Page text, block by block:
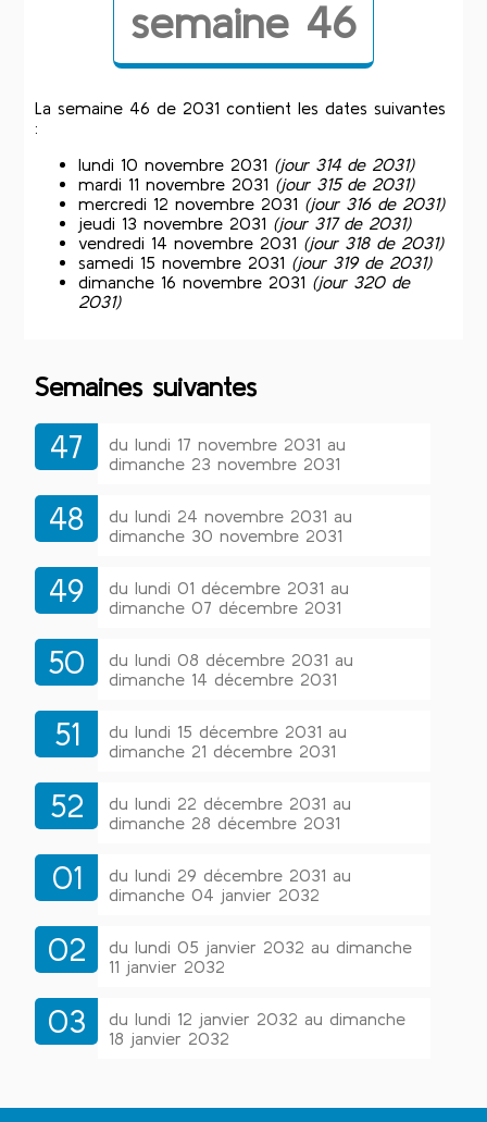
semaine 46
La semaine 46 de 2031 contient les dates suivantes
:
lundi 10 novembre 2031 (jour 314 de 2031)
mardi 11 novembre 2031 (jour 315 de 2031)
mercredi 12 novembre 2031 (jour 316 de 2031)
jeudi 13 novembre 2031 (jour 317 de 2031)
vendredi 14 novembre 2031 (jour 318 de 2031)
samedi 15 novembre 2031 (jour 319 de 2031)
dimanche 16 novembre 2031 (jour 320 de
2031)
Semaines suivantes
47
du lundi 17 novembre 2031 au
dimanche 23 novembre 2031
48
du lundi 24 novembre 2031 au
dimanche 30 novembre 2031
49
du lundi 01 décembre 2031 au
dimanche 07 décembre 2031
50
du lundi 08 décembre 2031 au
dimanche 14 décembre 2031
51
du lundi 15 décembre 2031 au
dimanche 21 décembre 2031
52
du lundi 22 décembre 2031 au
dimanche 28 décembre 2031
01
du lundi 29 décembre 2031 au
dimanche 04 janvier 2032
02
du lundi 05 janvier 2032 au dimanche
11 janvier 2032
03
du lundi 12 janvier 2032 au dimanche
18 janvier 2032